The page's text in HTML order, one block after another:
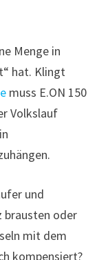
Menge in
hat. Klingt
muss E.ON 150
Volkslauf
und
brausten oder
mit dem
kompensiert?